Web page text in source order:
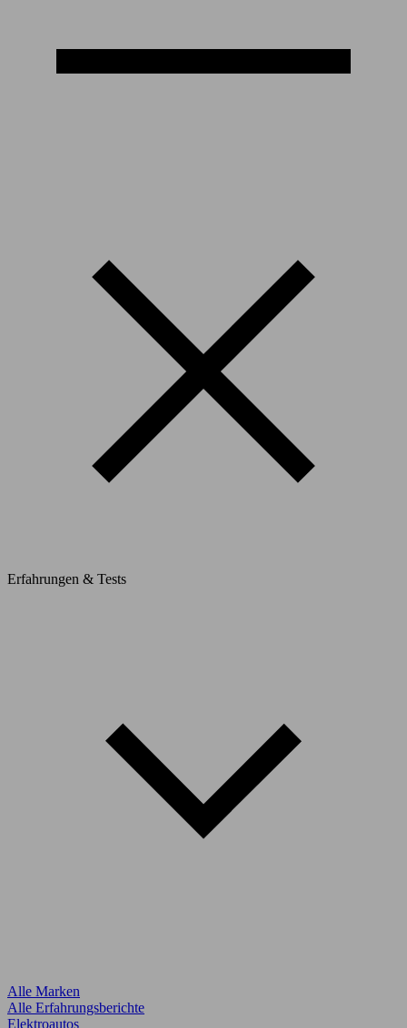
Erfahrungen & Tests
Alle Marken
Alle Erfahrungsberichte
Elektroautos